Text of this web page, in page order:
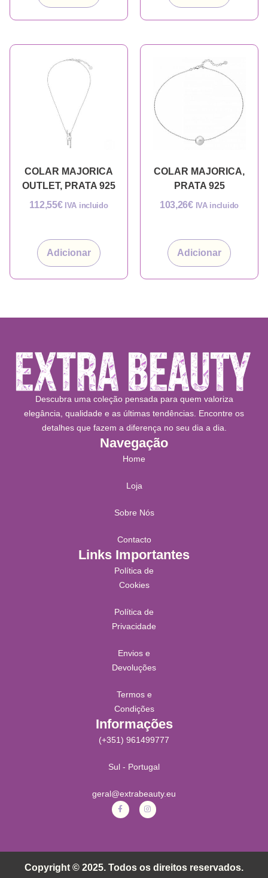
COLAR MAJORICA
OUTLET, PRATA 925
112,55€ IVA incluido
Adicionar
COLAR MAJORICA,
PRATA 925
103,26€ IVA incluido
Adicionar
Descubra uma coleção pensada para quem valoriza
elegância, qualidade e as últimas tendências. Encontre os
detalhes que fazem a diferença no seu dia a dia.
Navegação
Home
Loja
Sobre Nós
Contacto
Links Importantes
Política de
Cookies
Política de
Privacidade
Envios e
Devoluções
Termos e
Condições
Informações
(+351) 961499777
Sul - Portugal
geral@extrabeauty.eu
Copyright © 2025. Todos os direitos reservados.